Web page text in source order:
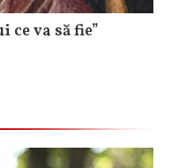
ce va să fie”